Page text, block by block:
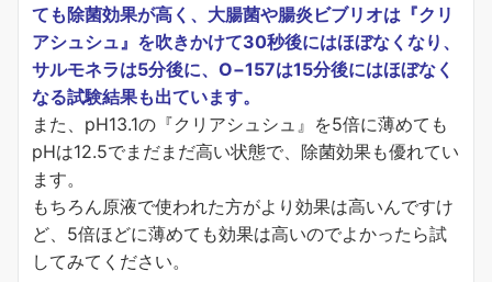
ても除菌効果が高く、大腸菌や腸炎ビブリオは『クリ
アシュシュ』を吹きかけて30秒後にはほぼなくなり、
サルモネラは5分後に、O−157は15分後にはほぼなく
なる試験結果も出ています。
また、pH13.1の『クリアシュシュ』を5倍に薄めても
pHは12.5でまだまだ高い状態で、除菌効果も優れてい
ます。
もちろん原液で使われた方がより効果は高いんですけ
ど、5倍ほどに薄めても効果は高いのでよかったら試
してみてください。